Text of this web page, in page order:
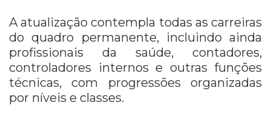
A atualização contempla todas as carreiras
do quadro permanente, incluindo ainda
profissionais da saúde, contadores,
controladores internos e outras funções
técnicas, com progressões organizadas
por níveis e classes.